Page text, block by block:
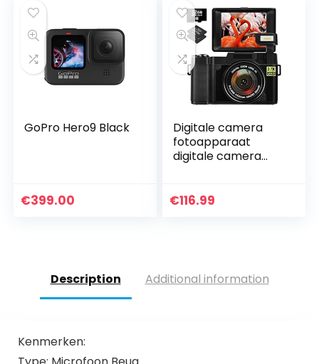
GoPro Hero9 Black
€399.00
Digitale camera
fotoapparaat
digitale camera
met 180 graden
€116.99
Description Additional information
Kenmerken: